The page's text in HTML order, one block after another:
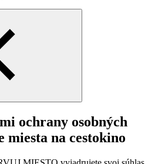
ochrany osobných
miesta na cestokino